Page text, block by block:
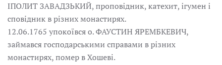
ІПОЛИТ ЗАВАДЗЬКИЙ, проповідник, катехит, ігумен і
сповідник в різних монастирях.
12.06.1765 упокоївся о. ФАУСТИН ЯРЕМБКЕВИЧ,
займався господарськими справами в різних
монастирях, помер в Хошеві.